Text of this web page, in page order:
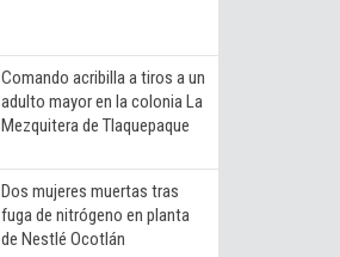
Comando acribilla a tiros a un
adulto mayor en la colonia La
Mezquitera de Tlaquepaque
Dos mujeres muertas tras
fuga de nitrógeno en planta
de Nestlé Ocotlán